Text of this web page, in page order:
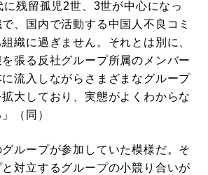
に残留孤児2世、3世が中心になっ
、国内で活動する中国人不良コミ
織に過ぎません。それとは別に、
張る反社グループ所属のメンバー
流入しながらさまざまなグループ
大しており、実態がよくわからな
（同）
ループが参加していた模様だ。そ
対立するグループの小競り合いが